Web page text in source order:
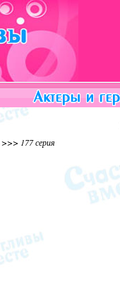
>>> 177 серия